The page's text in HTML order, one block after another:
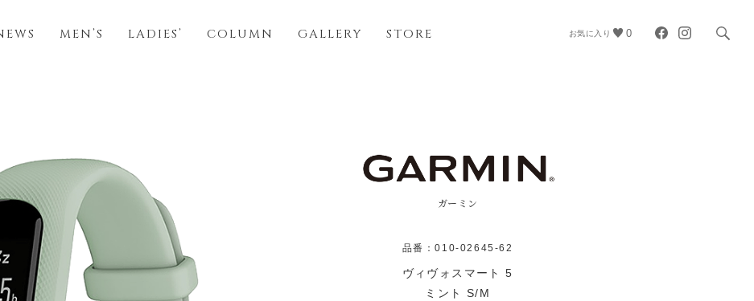
MEN’S LADIES’ COLUMN GALLERY STORE お気に入り 0
ガーミン
品番：010-02645-62
ヴィヴォスマート 5
ミント S/M